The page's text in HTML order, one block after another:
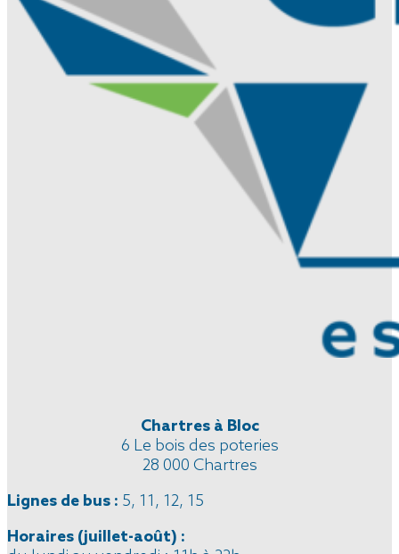
Chartres à Bloc
6 Le bois des poteries
28 000 Chartres
Lignes de bus : 5, 11, 12, 15
Horaires (juillet-août) :